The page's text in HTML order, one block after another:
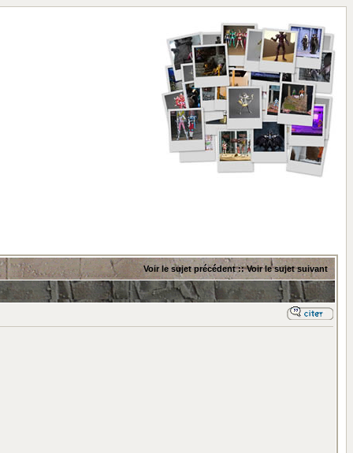
Voir le sujet précédent::Voir le sujet suivant